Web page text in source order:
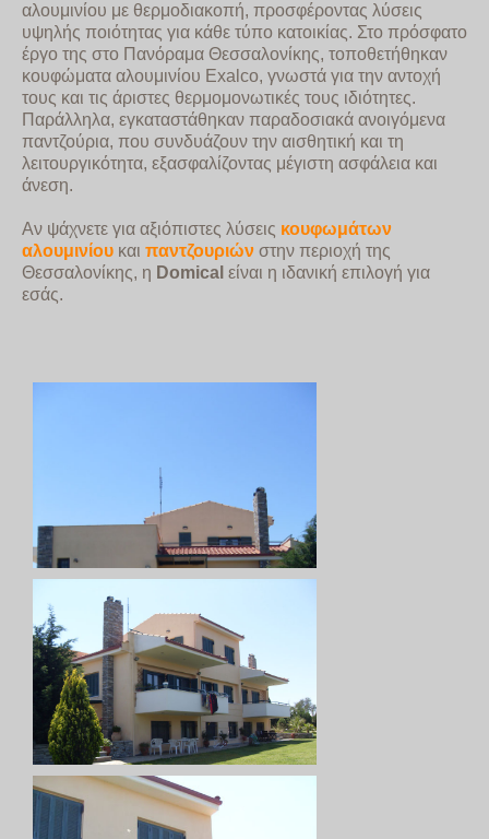
αλουμινίου με θερμοδιακοπή, προσφέροντας λύσεις
υψηλής ποιότητας για κάθε τύπο κατοικίας. Στο πρόσφατο
έργο της στο Πανόραμα Θεσσαλονίκης, τοποθετήθηκαν
κουφώματα αλουμινίου Exalco, γνωστά για την αντοχή
τους και τις άριστες θερμομονωτικές τους ιδιότητες.
Παράλληλα, εγκαταστάθηκαν παραδοσιακά ανοιγόμενα
παντζούρια, που συνδυάζουν την αισθητική και τη
λειτουργικότητα, εξασφαλίζοντας μέγιστη ασφάλεια και
άνεση.
Αν ψάχνετε για αξιόπιστες λύσεις κουφωμάτων
αλουμινίου και παντζουριών στην περιοχή της
Θεσσαλονίκης, η Domical είναι η ιδανική επιλογή για
εσάς.